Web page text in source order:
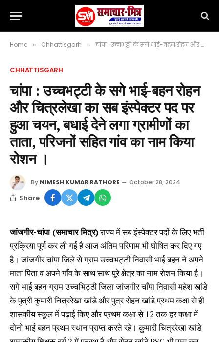
Home » Chhattisgarh » चांपा : उच्चभट्टी के सगे भाई-बहन रोहन और चित्रलेखा का सब इंस्पेक्टर पद पर हुआ चयन, बधाई देने लगा ग्रामीणों का ताता, परिजनों सहित गांव का नाम किया रोशन ।
CHHATTISGARH
चांपा : उच्चभट्टी के सगे भाई-बहन रोहन
और चित्रलेखा का सब इंस्पेक्टर पद पर
हुआ चयन, बधाई देने लगा ग्रामीणों का
ताता, परिजनों सहित गांव का नाम किया
रोशन ।
By NIMESH KUMAR RATHORE October 28, 2024
Share
जांजगीर-चांपा (समाचार मित्र)राज्य में सब इंस्पेक्टर पदों के लिए भर्ती
प्रक्रिया पूर्ण कर ली गई है आज अंतिम परिणाम भी घोषित कर दिए गए
है। जांजगीर चांपा जिले से ग्राम उच्चभट्टी निवासी भाई बहन ने अपने
माता पिता व अपने गाँव के साथ साथ पूरे क्षेत्र का नाम रोशन किया है।
सगे भाई बहन ग्राम उच्चभिट्ठी जिला जांजगीर चाँपा निवासी महेश खांडे
के पुत्री कुमारी चित्ररेखा खांडे और पुत्र रोहन खांडे प्रथम कक्षा से ही
शासकीय स्कूल में पढ़ाई किए और प्रथम कक्षा से 12 तक हर कक्षा में
दोनों भाई बहन प्रथम स्थान प्राप्त करते रहे। कुमारी चित्ररेखा खांडे